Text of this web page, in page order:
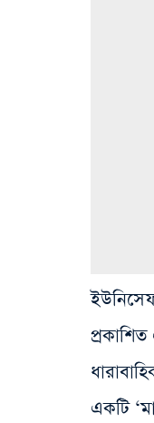
একটি